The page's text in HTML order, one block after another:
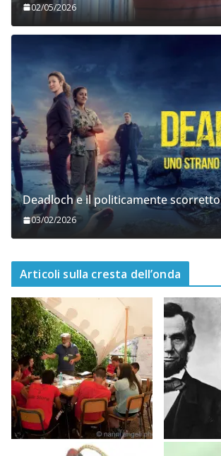
02/05/2026
Deadloch e il politicamente scorretto
03/02/2026
Articoli sulla cresta dell’onda